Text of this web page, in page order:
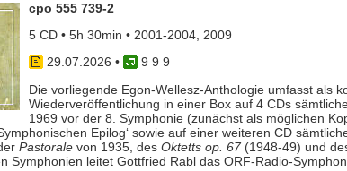
cpo 555 739-2
5 CD • 5h 30min • 2001-2004, 2009
29.07.2026 •
9 9 9
Die vorliegende Egon-Wellesz-Anthologie umfasst als
Wiederveröffentlichung in einer Box auf 4 CDs
1969 vor der 8. Symphonie (zunächst als möglichen
Epilog‘ sowie auf einer weiteren CD
Pastoralevon 1935, des Oktetts op. 67(1948-49) und
Symphonien leitet Gottfried Rabl das ORF-Radio-